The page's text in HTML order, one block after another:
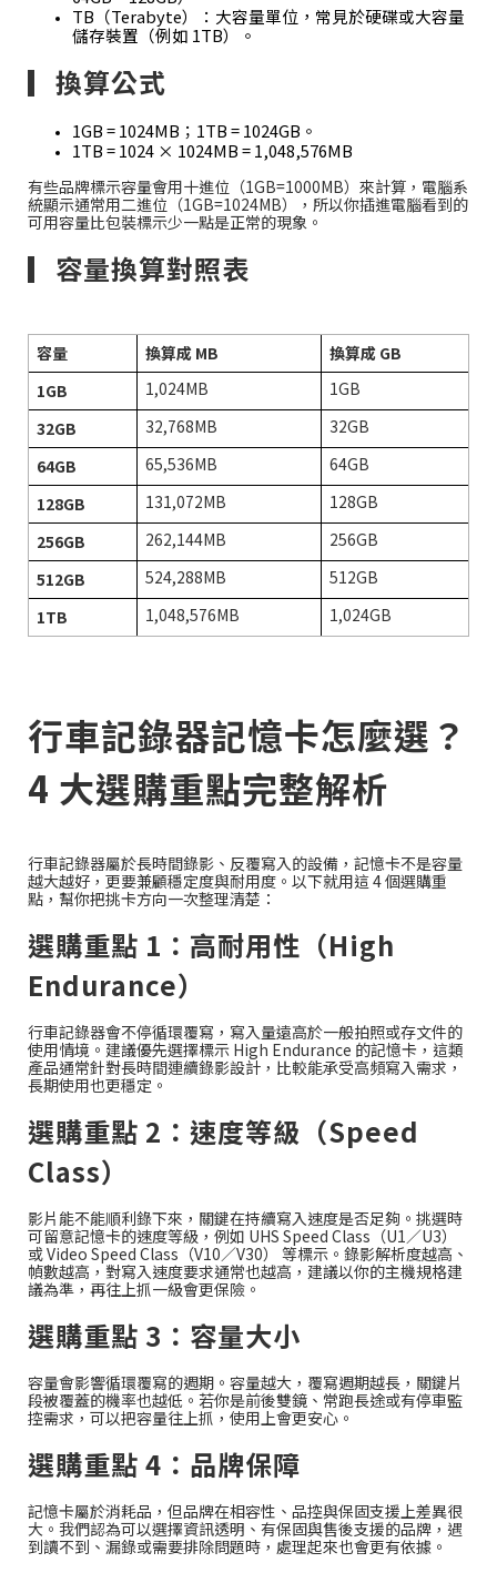
TB（Terabyte）：大容量單位，常見於硬碟或大容量
儲存裝置（例如 1TB）。
▎換算公式
1GB = 1024MB；1TB = 1024GB。
1TB = 1024 × 1024MB = 1,048,576MB
有些品牌標示容量會用十進位（1GB=1000MB）來計算，電腦系
統顯示通常用二進位（1GB=1024MB），所以你插進電腦看到的
可用容量比包裝標示少一點是正常的現象。
▎容量換算對照表
容量 換算成 MB
換算成 GB
1GB
1,024MB
1GB
32GB
32,768MB
32GB
64GB
65,536MB
64GB
128GB
131,072MB
128GB
256GB
262,144MB
256GB
512GB
524,288MB
512GB
1TB
1,048,576MB 1,024GB
行車記錄器記憶卡怎麼選？
4 大選購重點完整解析
行車記錄器屬於長時間錄影、反覆寫入的設備，記憶卡不是容量
越大越好，更要兼顧穩定度與耐用度。以下就用這 4 個選購重
點，幫你把挑卡方向一次整理清楚：
選購重點 1：高耐用性（High
Endurance）
行車記錄器會不停循環覆寫，寫入量遠高於一般拍照或存文件的
使用情境。建議優先選擇標示 High Endurance 的記憶卡，這類
產品通常針對長時間連續錄影設計，比較能承受高頻寫入需求，
長期使用也更穩定。
選購重點 2：速度等級（Speed
Class）
影片能不能順利錄下來，關鍵在持續寫入速度是否足夠。挑選時
可留意記憶卡的速度等級，例如 UHS Speed Class（U1／U3）
或 Video Speed Class（V10／V30） 等標示。錄影解析度越高、
幀數越高，對寫入速度要求通常也越高，建議以你的主機規格建
議為準，再往上抓一級會更保險。
選購重點 3：容量大小
容量會影響循環覆寫的週期。容量越大，覆寫週期越長，關鍵片
段被覆蓋的機率也越低。若你是前後雙鏡、常跑長途或有停車監
控需求，可以把容量往上抓，使用上會更安心。
選購重點 4：品牌保障
記憶卡屬於消耗品，但品牌在相容性、品控與保固支援上差異很
大。我們認為可以選擇資訊透明、有保固與售後支援的品牌，遇
到讀不到、漏錄或需要排除問題時，處理起來也會更有依據。